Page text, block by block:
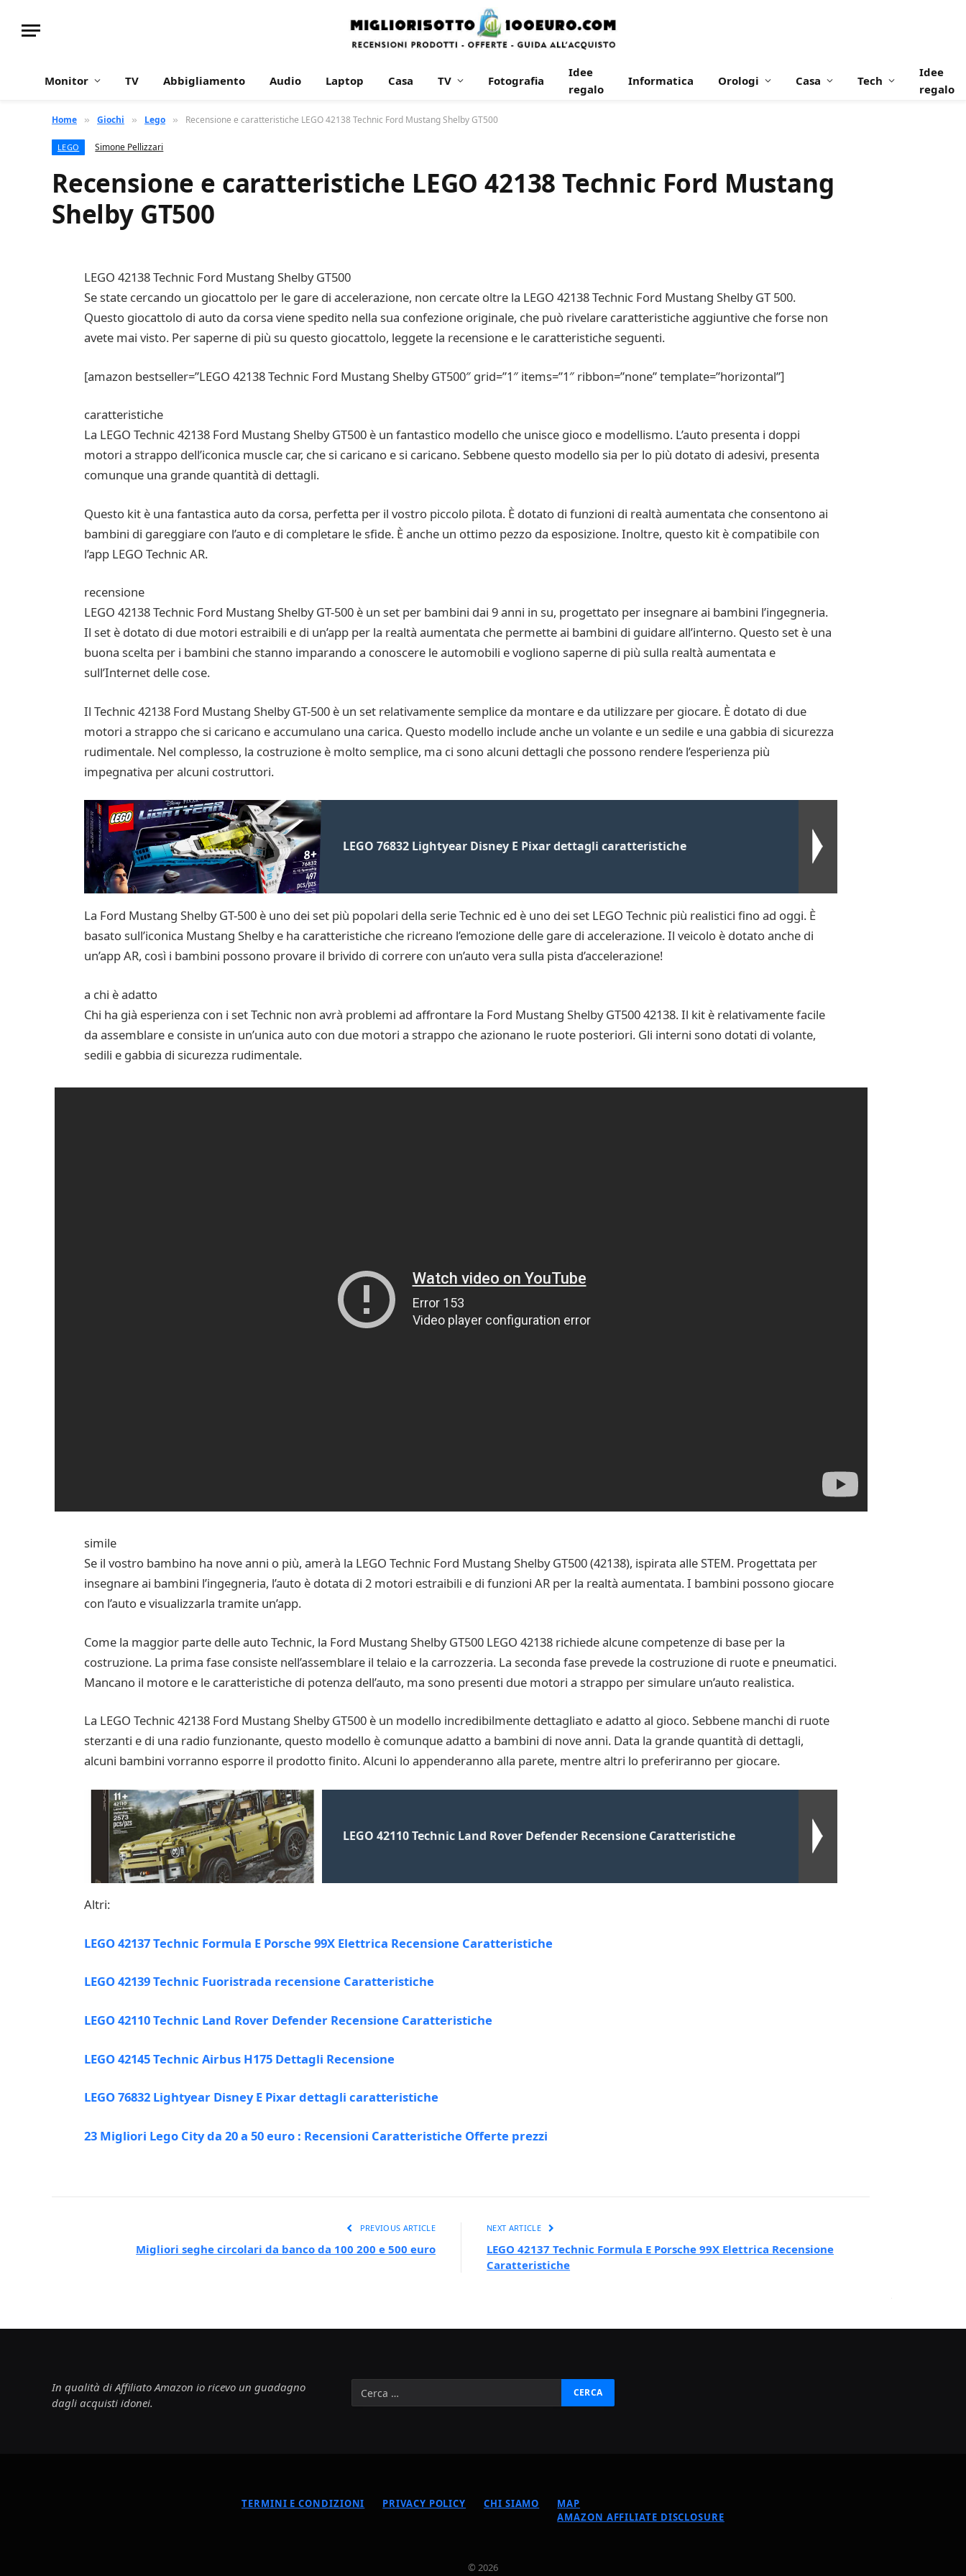
Monitor TV Abbigliamento Audio Laptop Casa TV Fotografia
Idee
regalo
Informatica Orologi Casa Tech
Idee
regalo
Home » Giochi » Lego » Recensione e caratteristiche LEGO 42138 Technic Ford Mustang Shelby GT500
LEGO Simone Pellizzari
Recensione e caratteristiche LEGO 42138 Technic Ford Mustang
Shelby GT500
LEGO 42138 Technic Ford Mustang Shelby GT500
Se state cercando un giocattolo per le gare di accelerazione, non cercate oltre la LEGO 42138 Technic Ford Mustang Shelby GT 500.
Questo giocattolo di auto da corsa viene spedito nella sua confezione originale, che può rivelare caratteristiche aggiuntive che forse non
avete mai visto. Per saperne di più su questo giocattolo, leggete la recensione e le caratteristiche seguenti.
[amazon bestseller=”LEGO 42138 Technic Ford Mustang Shelby GT500″ grid=”1″ items=”1″ ribbon=”none” template=”horizontal”]
caratteristiche
La LEGO Technic 42138 Ford Mustang Shelby GT500 è un fantastico modello che unisce gioco e modellismo. L’auto presenta i doppi
motori a strappo dell’iconica muscle car, che si caricano e si caricano. Sebbene questo modello sia per lo più dotato di adesivi, presenta
comunque una grande quantità di dettagli.
Questo kit è una fantastica auto da corsa, perfetta per il vostro piccolo pilota. È dotato di funzioni di realtà aumentata che consentono ai
bambini di gareggiare con l’auto e di completare le sfide. È anche un ottimo pezzo da esposizione. Inoltre, questo kit è compatibile con
l’app LEGO Technic AR.
recensione
LEGO 42138 Technic Ford Mustang Shelby GT-500 è un set per bambini dai 9 anni in su, progettato per insegnare ai bambini l’ingegneria.
Il set è dotato di due motori estraibili e di un’app per la realtà aumentata che permette ai bambini di guidare all’interno. Questo set è una
buona scelta per i bambini che stanno imparando a conoscere le automobili e vogliono saperne di più sulla realtà aumentata e
sull’Internet delle cose.
Il Technic 42138 Ford Mustang Shelby GT-500 è un set relativamente semplice da montare e da utilizzare per giocare. È dotato di due
motori a strappo che si caricano e accumulano una carica. Questo modello include anche un volante e un sedile e una gabbia di sicurezza
rudimentale. Nel complesso, la costruzione è molto semplice, ma ci sono alcuni dettagli che possono rendere l’esperienza più
impegnativa per alcuni costruttori.
LEGO 76832 Lightyear Disney E Pixar dettagli caratteristiche
La Ford Mustang Shelby GT-500 è uno dei set più popolari della serie Technic ed è uno dei set LEGO Technic più realistici fino ad oggi. È
basato sull’iconica Mustang Shelby e ha caratteristiche che ricreano l’emozione delle gare di accelerazione. Il veicolo è dotato anche di
un’app AR, così i bambini possono provare il brivido di correre con un’auto vera sulla pista d’accelerazione!
a chi è adatto
Chi ha già esperienza con i set Technic non avrà problemi ad affrontare la Ford Mustang Shelby GT500 42138. Il kit è relativamente facile
da assemblare e consiste in un’unica auto con due motori a strappo che azionano le ruote posteriori. Gli interni sono dotati di volante,
sedili e gabbia di sicurezza rudimentale.
simile
Se il vostro bambino ha nove anni o più, amerà la LEGO Technic Ford Mustang Shelby GT500 (42138), ispirata alle STEM. Progettata per
insegnare ai bambini l’ingegneria, l’auto è dotata di 2 motori estraibili e di funzioni AR per la realtà aumentata. I bambini possono giocare
con l’auto e visualizzarla tramite un’app.
Come la maggior parte delle auto Technic, la Ford Mustang Shelby GT500 LEGO 42138 richiede alcune competenze di base per la
costruzione. La prima fase consiste nell’assemblare il telaio e la carrozzeria. La seconda fase prevede la costruzione di ruote e pneumatici.
Mancano il motore e le caratteristiche di potenza dell’auto, ma sono presenti due motori a strappo per simulare un’auto realistica.
La LEGO Technic 42138 Ford Mustang Shelby GT500 è un modello incredibilmente dettagliato e adatto al gioco. Sebbene manchi di ruote
sterzanti e di una radio funzionante, questo modello è comunque adatto a bambini di nove anni. Data la grande quantità di dettagli,
alcuni bambini vorranno esporre il prodotto finito. Alcuni lo appenderanno alla parete, mentre altri lo preferiranno per giocare.
LEGO 42110 Technic Land Rover Defender Recensione Caratteristiche
Altri:
LEGO 42137 Technic Formula E Porsche 99X Elettrica Recensione Caratteristiche
LEGO 42139 Technic Fuoristrada recensione Caratteristiche
LEGO 42110 Technic Land Rover Defender Recensione Caratteristiche
LEGO 42145 Technic Airbus H175 Dettagli Recensione
LEGO 76832 Lightyear Disney E Pixar dettagli caratteristiche
23 Migliori Lego City da 20 a 50 euro : Recensioni Caratteristiche Offerte prezzi
PREVIOUS ARTICLE
Migliori seghe circolari da banco da 100 200 e 500 euro
NEXT ARTICLE
LEGO 42137 Technic Formula E Porsche 99X Elettrica Recensione
Caratteristiche
In qualità di Affiliato Amazon io ricevo un guadagno
dagli acquisti idonei.
TERMINI E CONDIZIONI PRIVACY POLICY CHI SIAMO
MAP
AMAZON AFFILIATE DISCLOSURE
© 2026